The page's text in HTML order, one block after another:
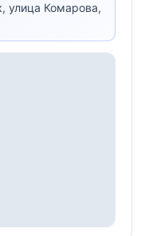
улица Комарова,